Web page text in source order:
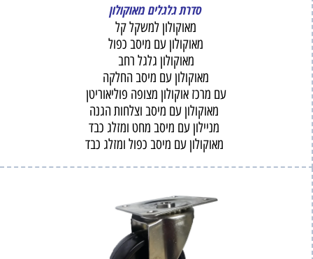
סדרת גלגלים מאוקולון
מאוקולון למשקל קל
מאוקולון עם מיסב כפול
מאוקולון גלגל רחב
מאוקולון עם מיסב החלקה
עם מרכז אוקולון מצופה פוליאוריטן
מאוקולון עם מיסב וצלחות הגנה
מניילון עם מיסב מחט ומזלג כבד
מאוקולון עם מיסב כפול ומזלג כבד